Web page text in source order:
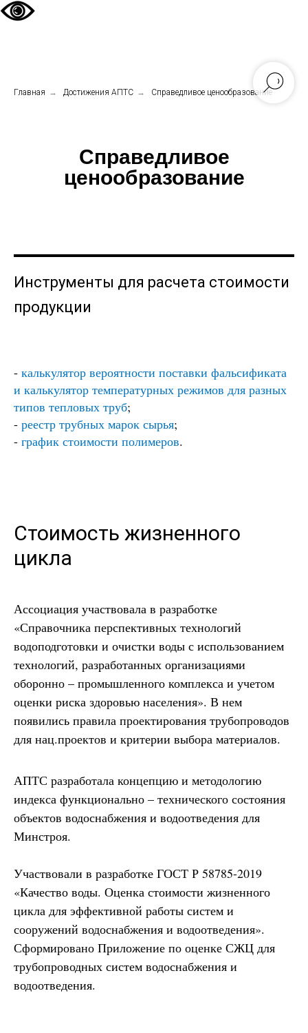
Главная → Достижения АПТС → Справедливое ценообразование
Справедливое
ценообразование
Инструменты для расчета стоимости
продукции
- калькулятор вероятности поставки фальсификата
и калькулятор температурных режимов для разных
типов тепловых труб;
- реестр трубных марок сырья;
- график стоимости полимеров.
Стоимость жизненного
цикла
Ассоциация участвовала в разработке
«Справочника перспективных технологий
водоподготовки и очистки воды с использованием
технологий, разработанных организациями
оборонно – промышленного комплекса и учетом
оценки риска здоровью населения». В нем
появились правила проектирования трубопроводов
для нац.проектов и критерии выбора материалов.
АПТС разработала концепцию и методологию
индекса функционально – технического состояния
объектов водоснабжения и водоотведения для
Минстроя.
Участвовали в разработке ГОСТ Р 58785-2019
«Качество воды. Оценка стоимости жизненного
цикла для эффективной работы систем и
сооружений водоснабжения и водоотведения».
Сформировано Приложение по оценке СЖЦ для
трубопроводных систем водоснабжения и
водоотведения.